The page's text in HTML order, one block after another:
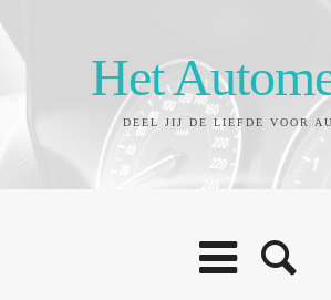
Het
DEEL JIJ DE LIEFDE VOOR